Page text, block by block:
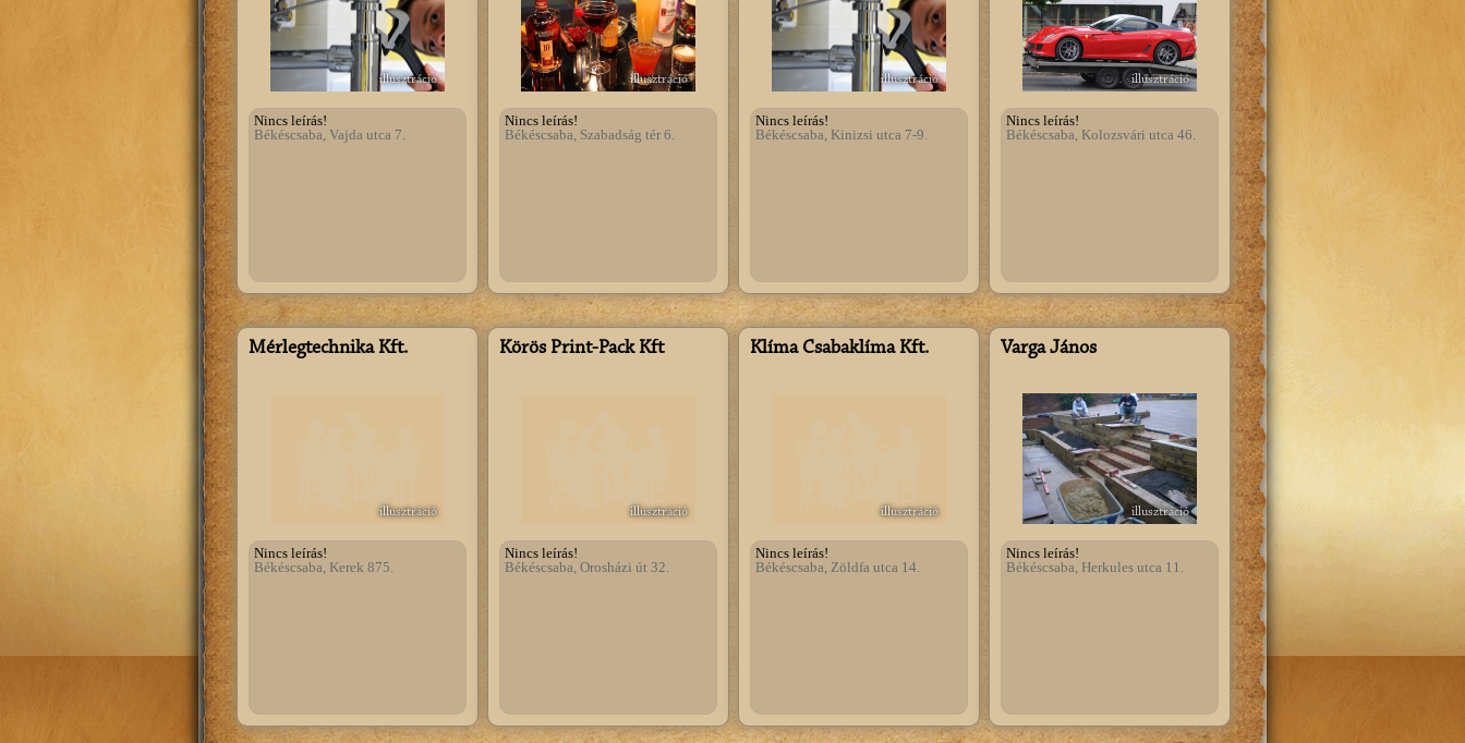
illusztráció
Nincs leírás!
Békéscsaba, Vajda utca 7.
illusztráció
Nincs leírás!
Békéscsaba, Szabadság tér 6.
illusztráció
Nincs leírás!
Békéscsaba, Kinizsi utca 7-9.
illusztráció
Nincs leírás!
Békéscsaba, Kolozsvári utca 46.
Mérlegtechnika Kft.
illusztráció
Nincs leírás!
Békéscsaba, Kerek 875.
Körös Print-Pack Kft
illusztráció
Nincs leírás!
Békéscsaba, Orosházi út 32.
Klíma Csabaklíma Kft.
illusztráció
Nincs leírás!
Békéscsaba, Zöldfa utca 14.
Varga János
illusztráció
Nincs leírás!
Békéscsaba, Herkules utca 11.